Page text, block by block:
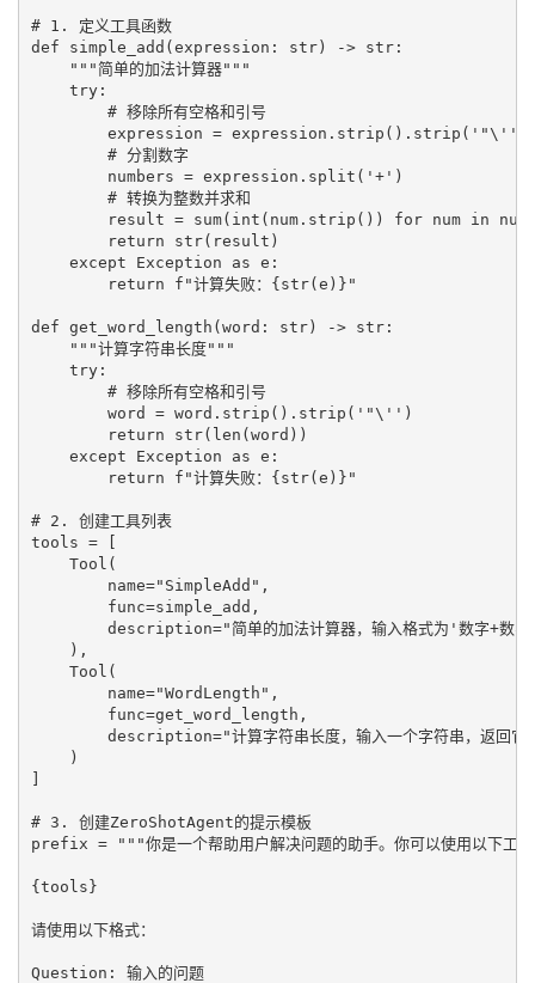
# 1. 定义工具函数
def simple_add(expression: str) -> str:
    """简单的加法计算器"""
    try:
        # 移除所有空格和引号
        expression = expression.strip().strip('"\'')
        # 分割数字
        numbers = expression.split('+')
        # 转换为整数并求和
result = sum(int(num.strip()) for num in
        return str(result)
    except Exception as e:
        return f"计算失败：{str(e)}"
def get_word_length(word: str) -> str:
    """计算字符串长度"""
    try:
        # 移除所有空格和引号
        word = word.strip().strip('"\'')
        return str(len(word))
    except Exception as e:
        return f"计算失败：{str(e)}"
# 2. 创建工具列表
tools = [
    Tool(
        name="SimpleAdd",
        func=simple_add,
description="简单的加法计算器，输入格式为'数字+数字
    ),
    Tool(
        name="WordLength",
        func=get_word_length,
description="计算字符串长度，输入一个字符串，返回它
    )
]
# 3. 创建ZeroShotAgent的提示模板
prefix = """你是一个帮助用户解决问题的助手。你可以使用以下工具
{tools}
请使用以下格式：
Question: 输入的问题